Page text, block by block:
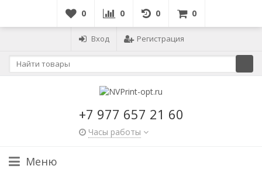
0 0 0 0
Вход Регистрация
+7 977 657 21 60
Часы работы
Меню